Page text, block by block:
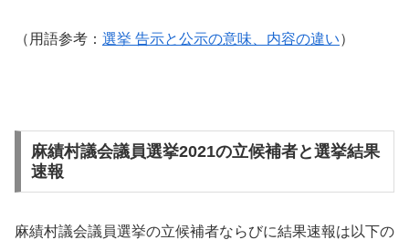
（用語参考： 選挙 告示と公示の意味、内容の違い）
麻績村議会議員選挙2021の立候補者と選挙結果
速報
麻績村議会議員選挙の立候補者ならびに結果速報は以下の